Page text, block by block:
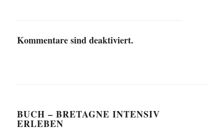
Kommentare sind deaktiviert.
BUCH – BRETAGNE INTENSIV
ERLEBEN